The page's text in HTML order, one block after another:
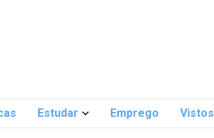
Estudar Emprego Vistos